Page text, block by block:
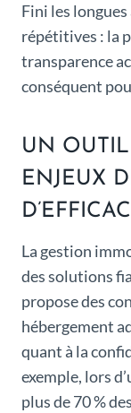
Fini les
répétitives : la
transparence
conséquent
UN
ENJEUX
La gestion
des solutions
propose des
hébergement
quant à la
exemple, lors
plus de 70 %